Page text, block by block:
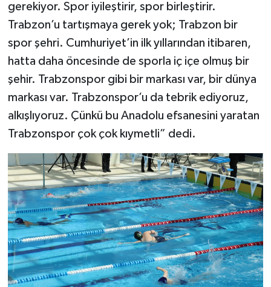
gerekiyor. Spor iyileştirir, spor birleştirir.
Trabzon’u tartışmaya gerek yok; Trabzon bir
spor şehri. Cumhuriyet’in ilk yıllarından itibaren,
hatta daha öncesinde de sporla iç içe olmuş bir
şehir. Trabzonspor gibi bir markası var, bir dünya
markası var. Trabzonspor’u da tebrik ediyoruz,
alkışlıyoruz. Çünkü bu Anadolu efsanesini yaratan
Trabzonspor çok çok kıymetli” dedi.